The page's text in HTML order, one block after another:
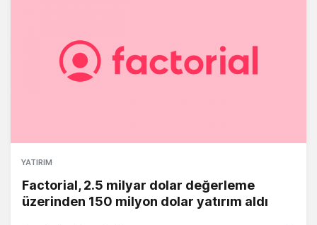
YATIRIM
Factorial, 2.5 milyar dolar değerleme
üzerinden 150 milyon dolar yatırım aldı